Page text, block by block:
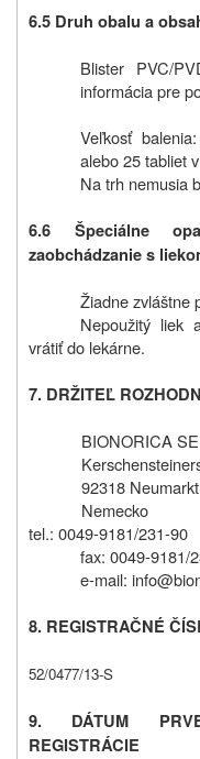
6.5 Druh obalu a
Blister PVC/
informácia pre
Veľkosť
alebo 25 tabliet
Na trh nemusia
6.6 Špeciálne
zaobchádzanie s
Žiadne zvláštne
Nepoužitý liek
vrátiť do lekárne.
7. DRŽITEĽ
BIONORICA SE
92318 Neumarkt
Nemecko
tel.: 0049-9181/231-90
fax: 0049-9181/
e-mail:
8. REGISTRAČNÉ
52/0477/13-S
9. DÁTUM PRVEJ
REGISTRÁCIE